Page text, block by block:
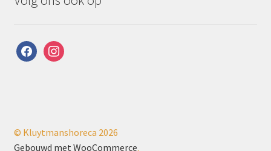
facebookinstagram
© Kluytmanshoreca 2026
Gebouwd met WooCommerce.